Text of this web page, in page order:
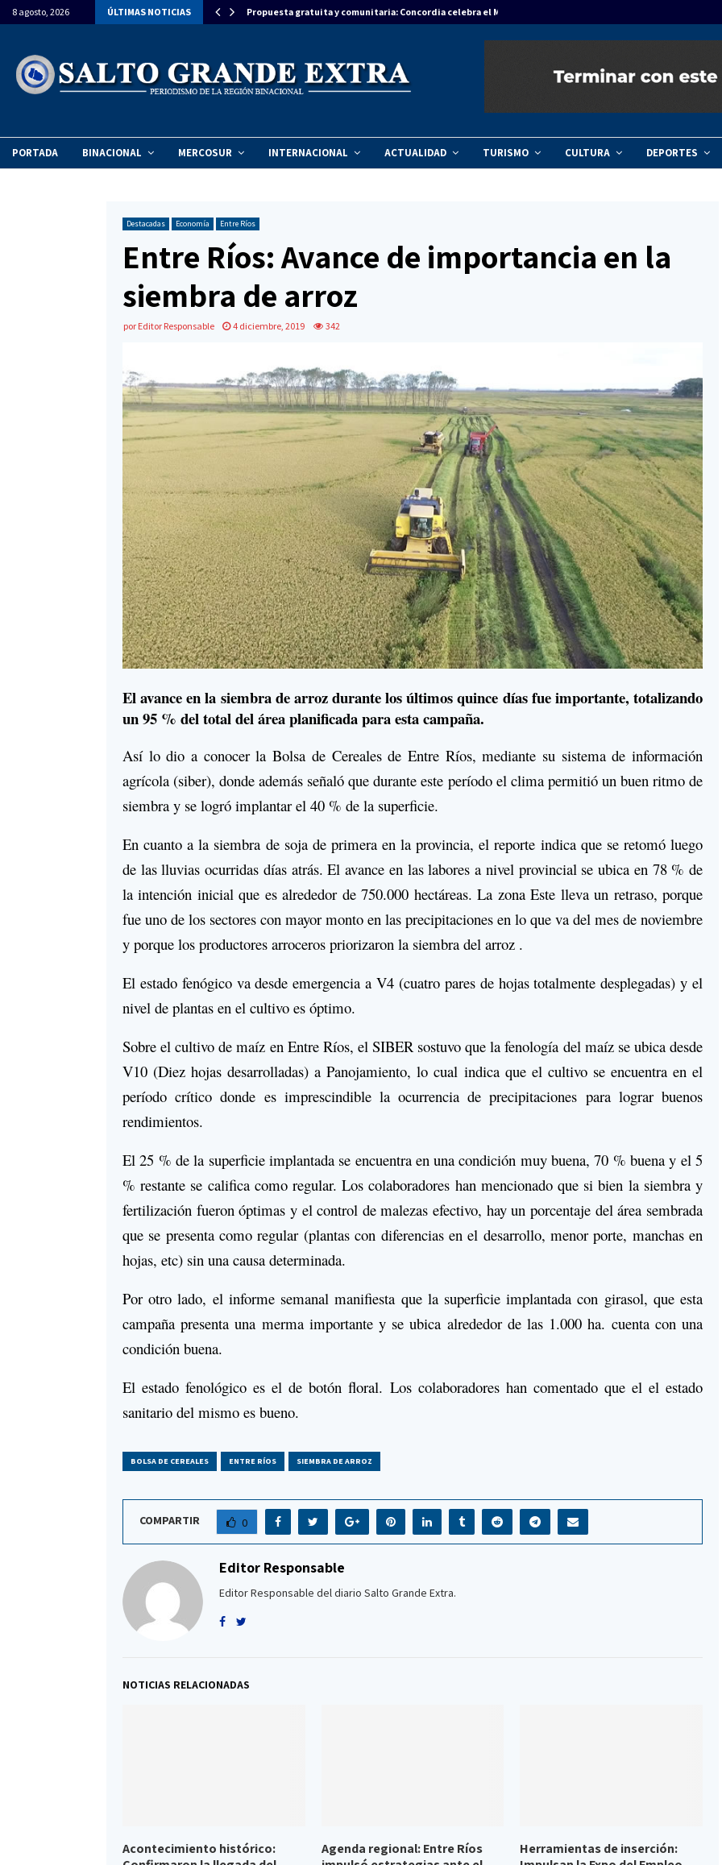
8 agosto, 2026 ÚLTIMAS NOTICIAS
la llegada del Papa León XIV a… Propuesta gratuita y comunitaria: Concordia celebra el Mes del Niño…
PORTADA BINACIONAL MERCOSUR INTERNACIONAL ACTUALIDAD TURISMO CULTURA DEPORTES
Destacadas Economía Entre Ríos
Entre Ríos: Avance de importancia en la
siembra de arroz
por Editor Responsable 4 diciembre, 2019 342
El avance en la siembra de arroz durante los últimos quince días fue importante, totalizando
un 95 % del total del área planificada para esta campaña.
Así lo dio a conocer la Bolsa de Cereales de Entre Ríos, mediante su sistema de información
agrícola (siber), donde además señaló que durante este período el clima permitió un buen ritmo de
siembra y se logró implantar el 40 % de la superficie.
En cuanto a la siembra de soja de primera en la provincia, el reporte indica que se retomó luego
de las lluvias ocurridas días atrás. El avance en las labores a nivel provincial se ubica en 78 % de
la intención inicial que es alrededor de 750.000 hectáreas. La zona Este lleva un retraso, porque
fue uno de los sectores con mayor monto en las precipitaciones en lo que va del mes de noviembre
y porque los productores arroceros priorizaron la siembra del arroz .
El estado fenógico va desde emergencia a V4 (cuatro pares de hojas totalmente desplegadas) y el
nivel de plantas en el cultivo es óptimo.
Sobre el cultivo de maíz en Entre Ríos, el SIBER sostuvo que la fenología del maíz se ubica desde
V10 (Diez hojas desarrolladas) a Panojamiento, lo cual indica que el cultivo se encuentra en el
período crítico donde es imprescindible la ocurrencia de precipitaciones para lograr buenos
rendimientos.
El 25 % de la superficie implantada se encuentra en una condición muy buena, 70 % buena y el 5
% restante se califica como regular. Los colaboradores han mencionado que si bien la siembra y
fertilización fueron óptimas y el control de malezas efectivo, hay un porcentaje del área sembrada
que se presenta como regular (plantas con diferencias en el desarrollo, menor porte, manchas en
hojas, etc) sin una causa determinada.
Por otro lado, el informe semanal manifiesta que la superficie implantada con girasol, que esta
campaña presenta una merma importante y se ubica alrededor de las 1.000 ha. cuenta con una
condición buena.
El estado fenológico es el de botón floral. Los colaboradores han comentado que el el estado
sanitario del mismo es bueno.
BOLSA DE CEREALES ENTRE RÍOS SIEMBRA DE ARROZ
COMPARTIR 0
Editor Responsable
Editor Responsable del diario Salto Grande Extra.
NOTICIAS RELACIONADAS
Acontecimiento histórico:
Agenda regional: Entre Ríos
Herramientas de inserción: